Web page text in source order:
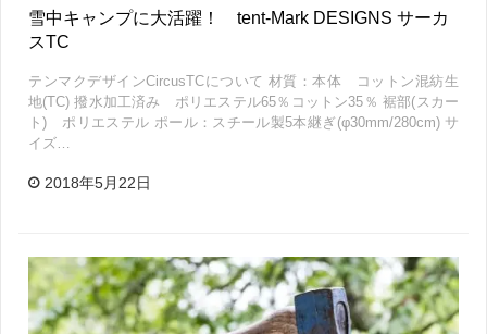
雪中キャンプに大活躍！ tent-Mark DESIGNS サーカ
スTC
テンマクデザインCircusTCについて 材質：本体 コットン混紡生
地(TC) 撥水加工済み ポリエステル65％コットン35％ 裾部(スカー
ト) ポリエステル ポール：スチール製5本継ぎ(φ30mm/280cm) サ
イズ…
2018年5月22日